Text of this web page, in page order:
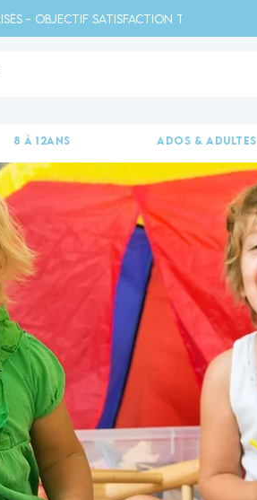
- Objectif satisfaction totale -
8 à 12ans ados & adultes